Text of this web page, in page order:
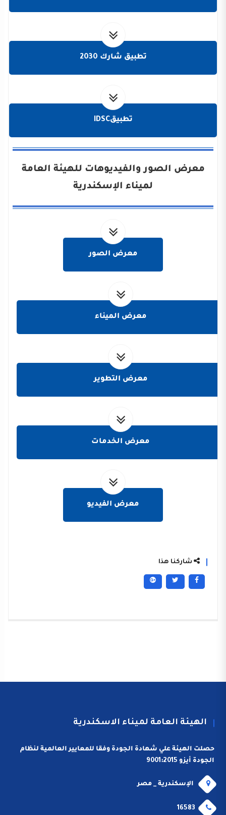
تطبيق شارك 2030
تطبيقIDSC
معرض الصور والفيديوهات للهيئة العامة
لميناء الإسكندرية
معرض الصور
معرض الميناء
معرض التطوير
معرض الخدمات
معرض الفيديو
شاركنا هذا
الهيئة العامة لميناء الاسكندرية
حصلت الهيئة علي شهادة الجودة وفقا للمعايير العالمية لنظام
الجودة أيزو 9001:2015
الإسكندرية _ مصر
16583